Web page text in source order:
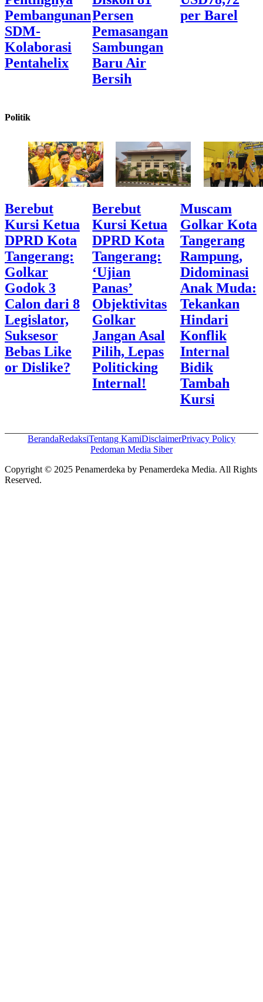
Pembangunan
SDM-
Kolaborasi
Pentahelix
Persen
Pemasangan
Sambungan
Baru Air
Bersih
per Barel
Politik
Berebut
Kursi Ketua
DPRD Kota
Tangerang:
Golkar
Godok 3
Calon dari 8
Legislator,
Suksesor
Bebas Like
or Dislike?
Berebut
Kursi Ketua
DPRD Kota
Tangerang:
‘Ujian
Panas’
Objektivitas
Golkar
Jangan Asal
Pilih, Lepas
Politicking
Internal!
Muscam
Golkar Kota
Tangerang
Rampung,
Didominasi
Anak Muda:
Tekankan
Hindari
Konflik
Internal
Bidik
Tambah
Kursi
BerandaRedaksiTentang KamiDisclaimerPrivacy Policy
Pedoman Media Siber
Copyright © 2025 Penamerdeka by Penamerdeka Media. All Rights
Reserved.